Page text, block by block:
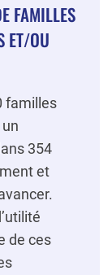
FAMILLES
ET/OU
familles
354
et
de ces